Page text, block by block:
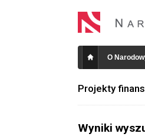
O
Projekty
Wyniki